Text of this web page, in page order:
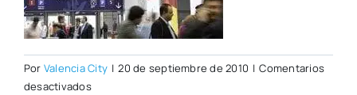
Por Valencia City | 20 de septiembre de 2010 | Comentarios
desactivadosen